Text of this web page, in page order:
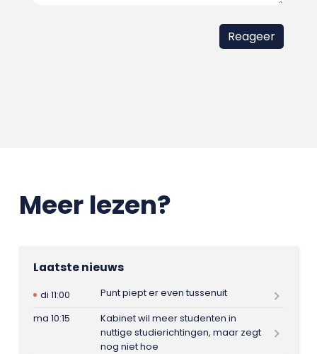
Meer lezen?
Laatste nieuws
di 11:00
Punt piept er even tussenuit
ma 10:15
Kabinet wil meer studenten in
nuttige studierichtingen, maar zegt
nog niet hoe